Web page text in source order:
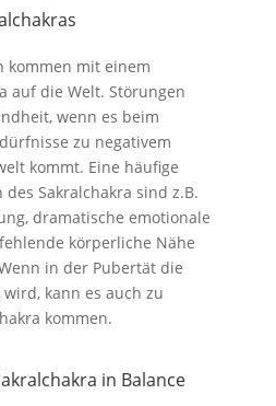
kommen mit einem
auf die Welt. Störungen
wenn es beim
zu negativem
kommt. Eine häufige
Sakralchakra sind z.B.
dramatische emotionale
körperliche Nähe
in der Pubertät die
kann es auch zu
kommen.
in Balance